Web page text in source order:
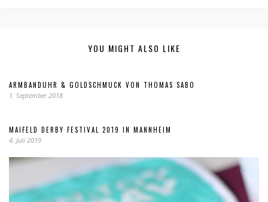
YOU MIGHT ALSO LIKE
ARMBANDUHR & GOLDSCHMUCK VON THOMAS SABO
1. September 2018
MAIFELD DERBY FESTIVAL 2019 IN MANNHEIM
4. Juli 2019